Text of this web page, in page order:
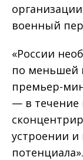
военный
«России
по меньшей
премьер-
— в течение
устроении и